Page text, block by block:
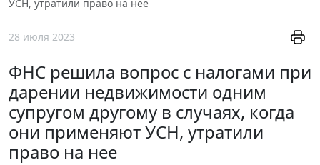
УСН, утратили право на нее
28 июля 2023
ФНС решила вопрос с налогами при
дарении недвижимости одним
супругом другому в случаях, когда
они применяют УСН, утратили
право на нее